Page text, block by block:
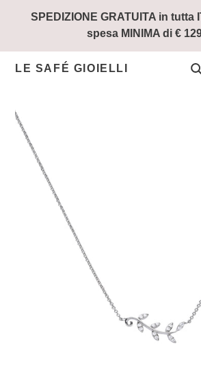
direttamente
SPEDIZIONE GRATUITA in tutta
spesa MINIMA di €
LE SAFÉ GIOIELLI